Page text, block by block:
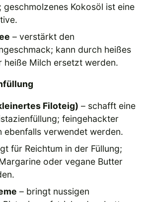
geschmolzenes Kokosöl ist eine
– verstärkt den
kann durch heißes
heiße Milch ersetzt werden.
Filoteig) – schafft eine
feingehackter
ebenfalls verwendet werden.
für Reichtum in der Füllung;
oder vegane Butter
– bringt nussigen